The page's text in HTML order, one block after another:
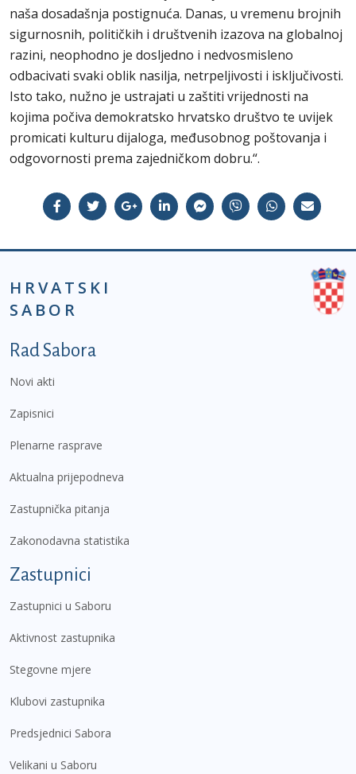
naša dosadašnja postignuća. Danas, u vremenu brojnih
sigurnosnih, političkih i društvenih izazova na globalnoj
razini, neophodno je dosljedno i nedvosmisleno
odbacivati svaki oblik nasilja, netrpeljivosti i isključivosti.
Isto tako, nužno je ustrajati u zaštiti vrijednosti na
kojima počiva demokratsko hrvatsko društvo te uvijek
promicati kulturu dijaloga, međusobnog poštovanja i
odgovornosti prema zajedničkom dobru.“.
HRVATSKI
SABOR
Podnožje prvi izbornik
Rad Sabora
Novi akti
Zapisnici
Plenarne rasprave
Aktualna prijepodneva
Zastupnička pitanja
Zakonodavna statistika
Zastupnici
Zastupnici u Saboru
Aktivnost zastupnika
Stegovne mjere
Klubovi zastupnika
Predsjednici Sabora
Velikani u Saboru